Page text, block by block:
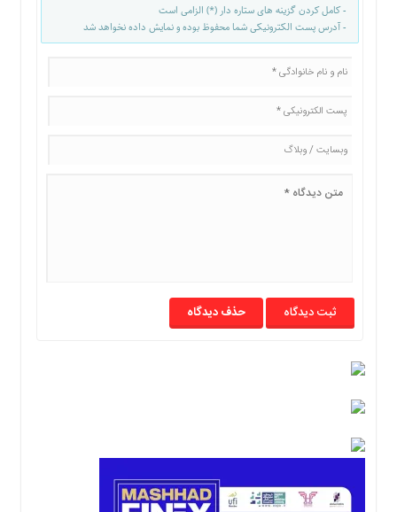
- کامل کردن گزینه های ستاره دار (*) الزامی است
- آدرس پست الکترونیکی شما محفوظ بوده و نمایش داده نخواهد شد
حذف دیدگاه